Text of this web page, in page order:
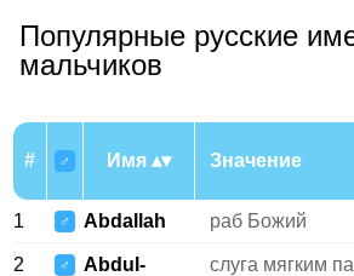
Популярные русские
мальчиков
# ♂ Имя Значение
1 ♂ Abdallah раб Божий
2 ♂
Abdul-
слуга мягким